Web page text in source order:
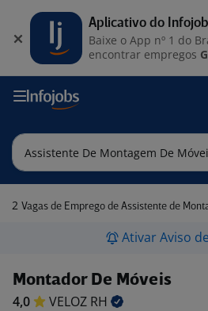
2 Vagas de Emprego de Assistente de Montagem de
Ativar Aviso
Montador De Móveis
4,0 VELOZ RH
Aplicativo do
Baixe o App nº 1 do
encontrar empregos